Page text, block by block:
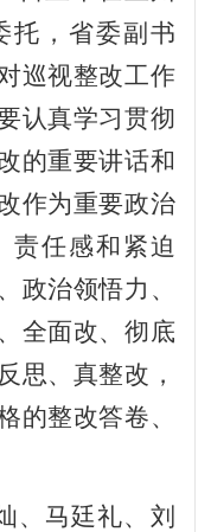
托，省委副书
巡视整改工作
认真学习贯彻
的重要讲话和
作为重要政治
责任感和紧迫
政治领悟力、
全面改、彻底
思、真整改，
的整改答卷、
、马廷礼、刘